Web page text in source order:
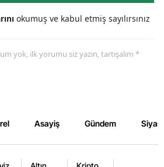
okumuş ve kabul etmiş sayılırsınız
yok, ilk yorumu siz yazın, tartışalım *
Asayiş Gündem